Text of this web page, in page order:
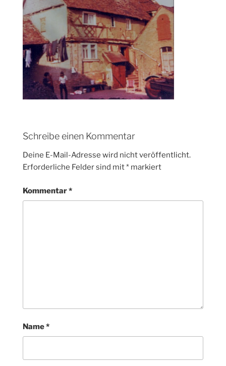
Schreibe einen Kommentar
Deine E-Mail-Adresse wird nicht veröffentlicht.
Erforderliche Felder sind mit* markiert
Kommentar*
Name*